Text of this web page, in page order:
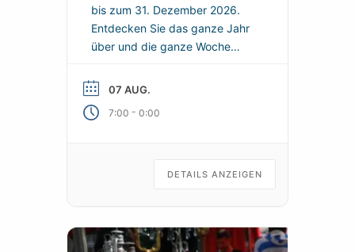
bis zum 31. Dezember 2026.
Entdecken Sie das ganze Jahr
über und die ganze Woche
in den Markthallen der Stadt
von 7 bis 14 Uhr und
verlängern Sie den Moment bis
07 AUG.
7:00 - 0:00
DETAILS ANZEIGEN